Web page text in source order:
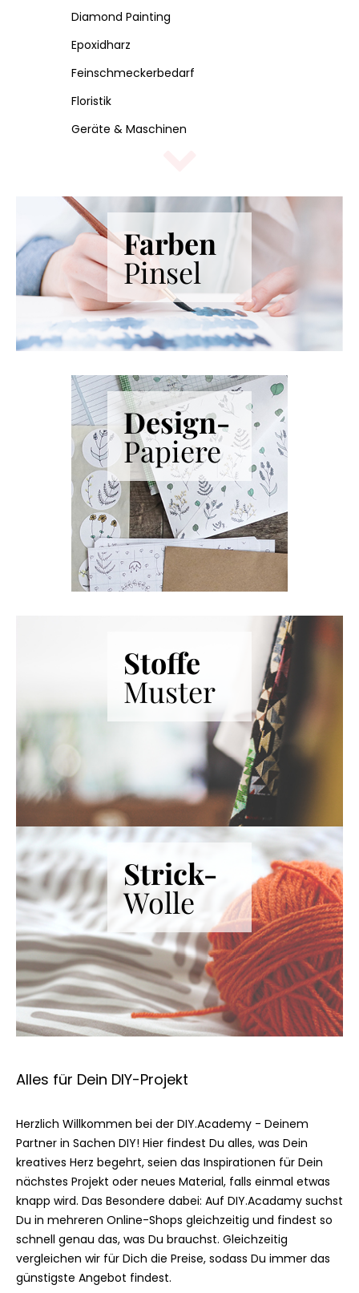
Diamond Painting
Epoxidharz
Feinschmeckerbedarf
Floristik
Geräte & Maschinen
Korbflechten
Kosmetikbedarf
Künstlerbedarf
Lampenbau
Metallverarbeitung
Möbeltischlerbedarf
Nähbedarf
Papierbasteln
Partyzubehör
Schmuckbasteln
Schreibwaren
Seifengießen
Spielzeug & Modellbau
Töpferei
Farben
Pinsel
Design-
Papiere
Stoffe
Muster
Strick-
Wolle
Alles für Dein DIY-Projekt
Herzlich Willkommen bei der DIY.Academy - Deinem
Partner in Sachen DIY! Hier findest Du alles, was Dein
kreatives Herz begehrt, seien das Inspirationen für Dein
nächstes Projekt oder neues Material, falls einmal etwas
knapp wird. Das Besondere dabei: Auf DIY.Acadamy suchst
Du in mehreren Online-Shops gleichzeitig und findest so
schnell genau das, was Du brauchst. Gleichzeitig
vergleichen wir für Dich die Preise, sodass Du immer das
günstigste Angebot findest.